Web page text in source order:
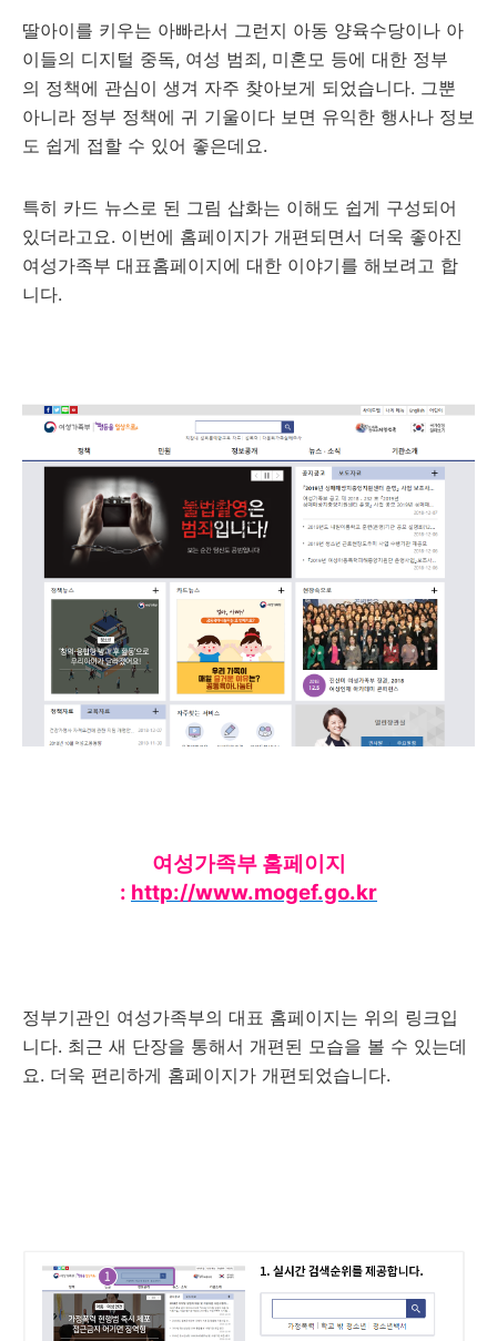
딸아이를 키우는 아빠라서 그런지 아동 양육수당이나 아
이들의 디지털 중독, 여성 범죄, 미혼모 등에 대한 정부
의 정책에 관심이 생겨 자주 찾아보게 되었습니다. 그뿐
아니라 정부 정책에 귀 기울이다 보면 유익한 행사나 정보
도 쉽게 접할 수 있어 좋은데요.
특히 카드 뉴스로 된 그림 삽화는 이해도 쉽게 구성되어
있더라고요. 이번에 홈페이지가 개편되면서 더욱 좋아진
여성가족부 대표홈페이지에 대한 이야기를 해보려고 합
니다.
여성가족부 홈페이지
: http://www.mogef.go.kr
정부기관인 여성가족부의 대표 홈페이지는 위의 링크입
니다. 최근 새 단장을 통해서 개편된 모습을 볼 수 있는데
요. 더욱 편리하게 홈페이지가 개편되었습니다.